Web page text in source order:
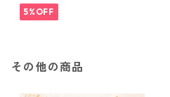
5%OFF
その他の商品